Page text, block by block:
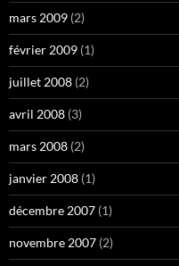
mars 2009 (2)
février 2009 (1)
juillet 2008 (2)
avril 2008 (3)
mars 2008 (2)
janvier 2008 (1)
décembre 2007 (1)
novembre 2007 (2)